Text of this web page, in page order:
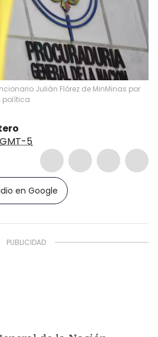
Julián Flórez de MinMinas por
política
GMT-5
en Google